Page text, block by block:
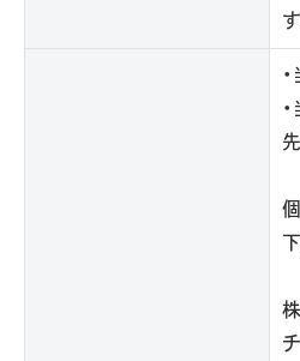
す
チ